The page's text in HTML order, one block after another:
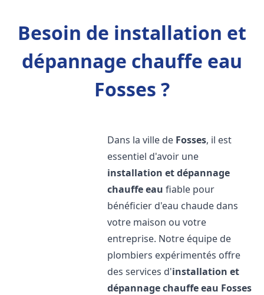
Besoin de installation et
dépannage chauffe eau
Fosses ?
Dans la ville de Fosses, il est
essentiel d'avoir une
installation et dépannage
chauffe eau fiable pour
bénéficier d'eau chaude dans
votre maison ou votre
entreprise. Notre équipe de
plombiers expérimentés offre
des services d'installation et
dépannage chauffe eau Fosses